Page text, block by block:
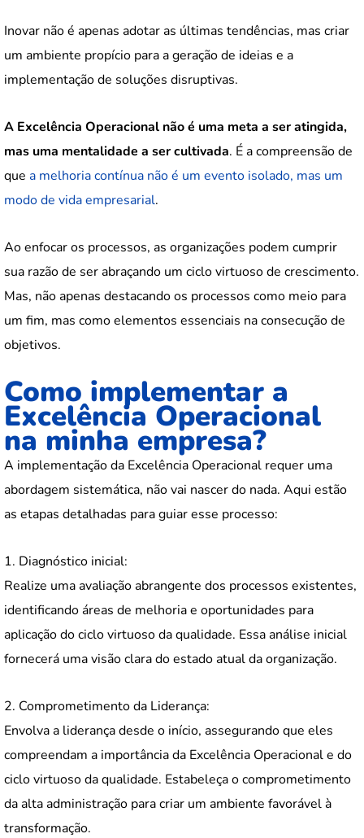
Inovar não é apenas adotar as últimas tendências, mas criar
um ambiente propício para a geração de ideias e a
implementação de soluções disruptivas.
A Excelência Operacional não é uma meta a ser atingida,
mas uma mentalidade a ser cultivada. É a compreensão de
que a melhoria contínua não é um evento isolado, mas um
modo de vida empresarial.
Ao enfocar os processos, as organizações podem cumprir
sua razão de ser abraçando um ciclo virtuoso de crescimento.
Mas, não apenas destacando os processos como meio para
um fim, mas como elementos essenciais na consecução de
objetivos.
Como implementar a
Excelência Operacional
na minha empresa?
A implementação da Excelência Operacional requer uma
abordagem sistemática, não vai nascer do nada. Aqui estão
as etapas detalhadas para guiar esse processo:
1. Diagnóstico inicial:
Realize uma avaliação abrangente dos processos existentes,
identificando áreas de melhoria e oportunidades para
aplicação do ciclo virtuoso da qualidade. Essa análise inicial
fornecerá uma visão clara do estado atual da organização.
2. Comprometimento da Liderança:
Envolva a liderança desde o início, assegurando que eles
compreendam a importância da Excelência Operacional e do
ciclo virtuoso da qualidade. Estabeleça o comprometimento
da alta administração para criar um ambiente favorável à
transformação.